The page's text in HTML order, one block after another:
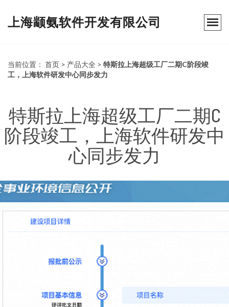
上海颛氨软件开发有限公司
当前位置： 首页 > 产品大全 > 特斯拉上海超级工厂二期C阶段竣
工，上海软件研发中心同步发力
特斯拉上海超级工厂二期C
阶段竣工，上海软件研发中
心同步发力